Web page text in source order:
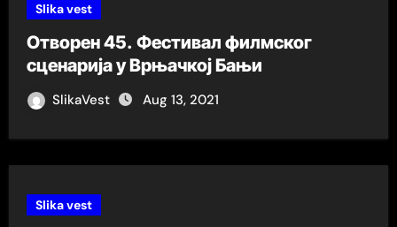
Slika vest
Отворен 45. Фестивал филмског
сценарија у Врњачкој Бањи
SlikaVest Aug 13, 2021
Slika vest